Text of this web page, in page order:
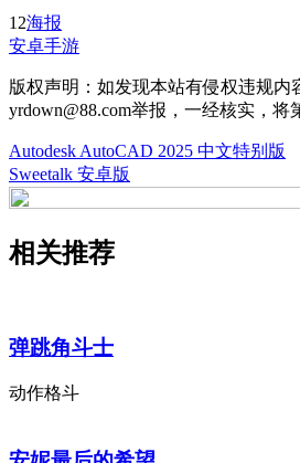
12海报
安卓手游
版权声明：如发现本站有侵权违规内
yrdown@88.com举报，一经核实，将
Autodesk AutoCAD 2025 中文特别版
Sweetalk 安卓版
相关推荐
弹跳角斗士
动作格斗